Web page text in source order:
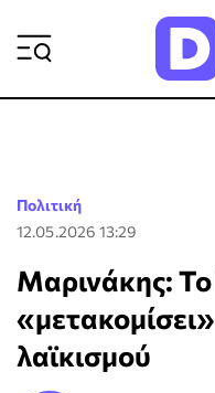
Πολιτική
12.05.2026 13:29
Μαρινάκης:
λαϊκισμού